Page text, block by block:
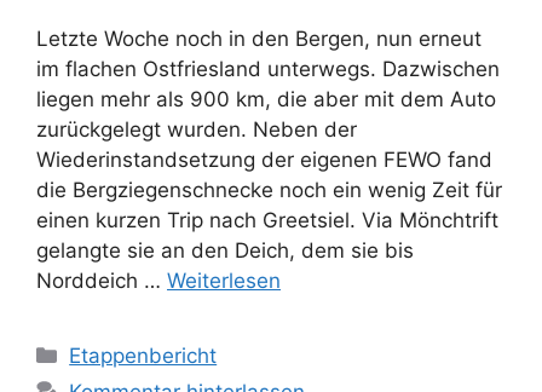
Letzte Woche noch in den Bergen, nun erneut
im flachen Ostfriesland unterwegs. Dazwischen
liegen mehr als 900 km, die aber mit dem Auto
zurückgelegt wurden. Neben der
Wiederinstandsetzung der eigenen FEWO fand
die Bergziegenschnecke noch ein wenig Zeit für
einen kurzen Trip nach Greetsiel. Via Mönchtrift
gelangte sie an den Deich, dem sie bis
Norddeich … Weiterlesen
Kategorien
Etappenbericht